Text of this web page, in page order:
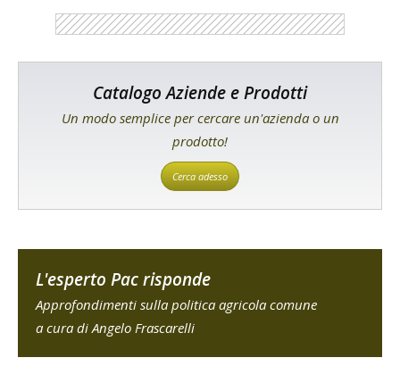
Catalogo Aziende e Prodotti
Un modo semplice per cercare un'azienda o un
prodotto!
Cerca adesso
L'esperto Pac risponde
Approfondimenti sulla politica agricola comune
a cura di Angelo Frascarelli